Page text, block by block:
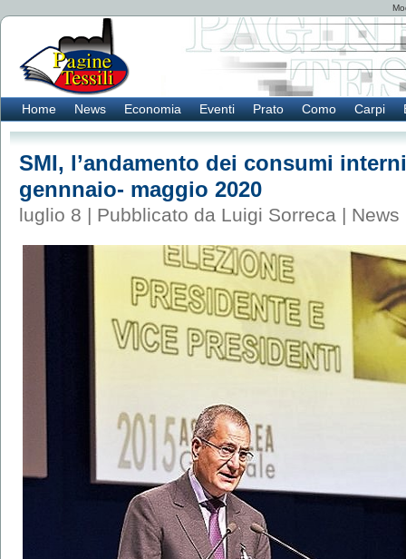
Home News Economia Eventi Prato Como Carpi
SMI, l’andamento dei consumi
gennnaio- maggio 2020
luglio 8 | Pubblicato da Luigi Sorreca | News